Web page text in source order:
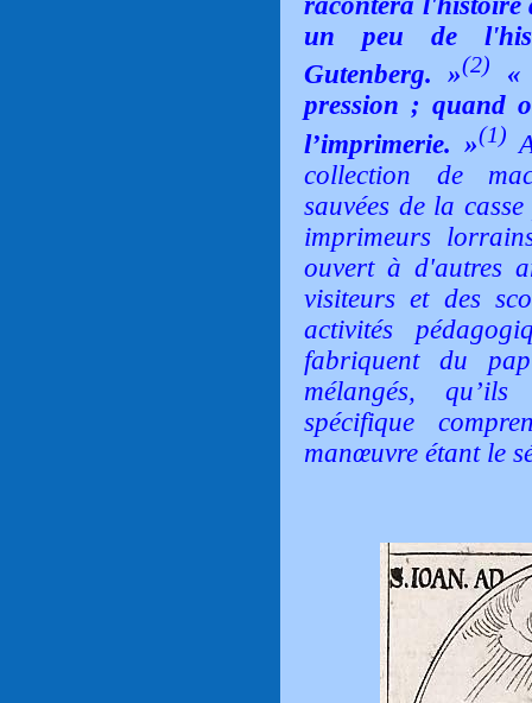
un peu de
Gutenberg. »(2)
«
pression ; quand
l’imprimerie. »(1)
collection de
sauvées de la
imprimeurs
ouvert à d'autres
visiteurs et des
activités
fabriquent du
mélangés,
spécifique
manœuvre étant le